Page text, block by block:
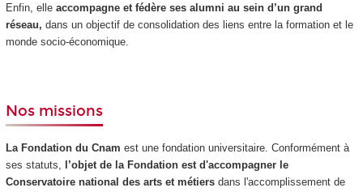
Enfin, elle accompagne et fédère ses alumni au sein d’un grand
réseau, dans un objectif de consolidation des liens entre la formation et le
monde socio-économique.
Nos missions
La Fondation du Cnam est une fondation universitaire. Conformément à
ses statuts,
l’objet de la Fondation est d'accompagner le
Conservatoire national des arts et métiersdans l'accomplissement de